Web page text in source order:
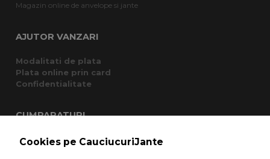
Cookies pe CauciucuriJante
Magazin online de anvelope si jante
AJUTOR VANZARI
Modalitati de plata
Plata online prin card
Confidentialitate
CUMPARATURI
Termeni si conditii